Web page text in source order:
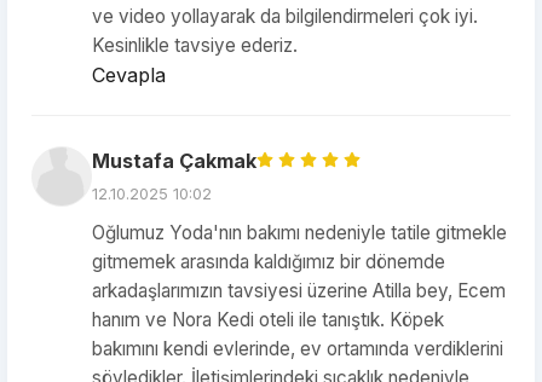
ve video yollayarak da bilgilendirmeleri çok iyi.
Kesinlikle tavsiye ederiz.
Cevapla
Mustafa Çakmak
12.10.2025 10:02
Oğlumuz Yoda'nın bakımı nedeniyle tatile gitmekle
gitmemek arasında kaldığımız bir dönemde
arkadaşlarımızın tavsiyesi üzerine Atilla bey, Ecem
hanım ve Nora Kedi oteli ile tanıştık. Köpek
bakımını kendi evlerinde, ev ortamında verdiklerini